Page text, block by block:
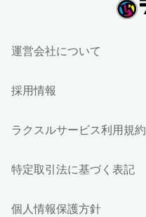
運営会社について
採用情報
ラクスルサービス利用規約
特定取引法に基づく表記
個人情報保護方針